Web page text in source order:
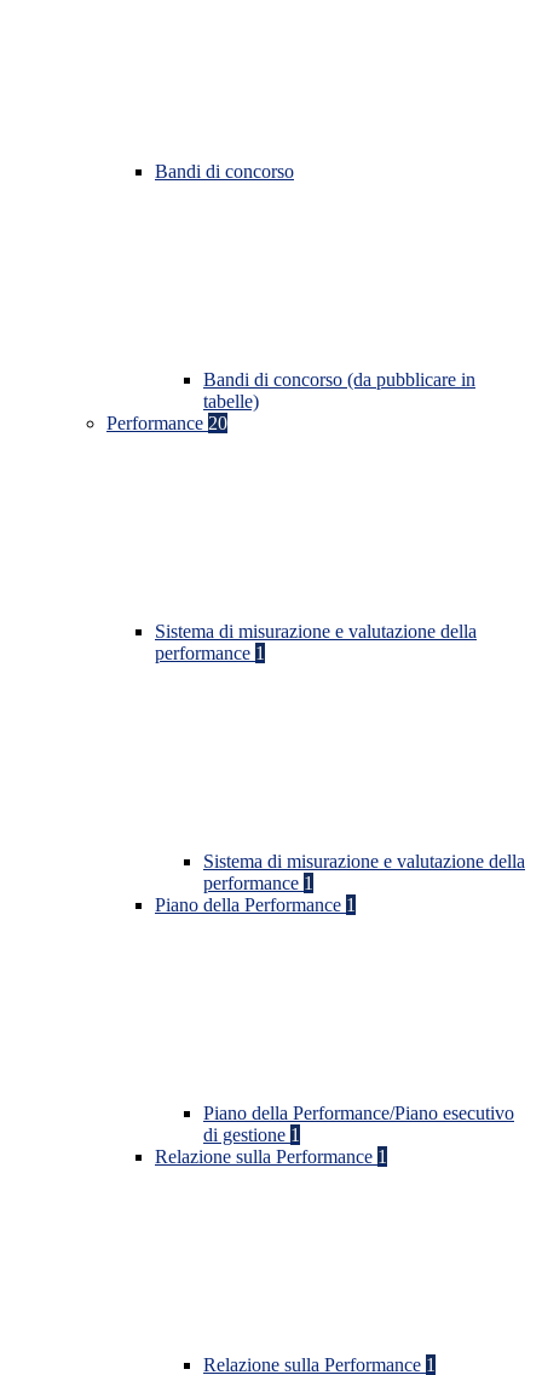
Bandi di concorso
Bandi di concorso (da pubblicare in
tabelle)
Performance 20
Sistema di misurazione e valutazione della
performance 1
Sistema di misurazione e valutazione della
performance 1
Piano della Performance 1
Piano della Performance/Piano esecutivo
di gestione 1
Relazione sulla Performance 1
Relazione sulla Performance 1